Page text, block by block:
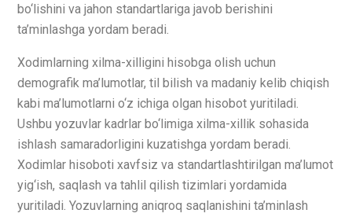
bo‘lishini va jahon standartlariga javob berishini
ta’minlashga yordam beradi.
Xodimlarning xilma-xilligini hisobga olish uchun
demografik ma’lumotlar, til bilish va madaniy kelib chiqish
kabi ma’lumotlarni o‘z ichiga olgan hisobot yuritiladi.
Ushbu yozuvlar kadrlar bo‘limiga xilma-xillik sohasida
ishlash samaradorligini kuzatishga yordam beradi.
Xodimlar hisoboti xavfsiz va standartlashtirilgan ma’lumot
yig‘ish, saqlash va tahlil qilish tizimlari yordamida
yuritiladi. Yozuvlarning aniqroq saqlanishini ta’minlash